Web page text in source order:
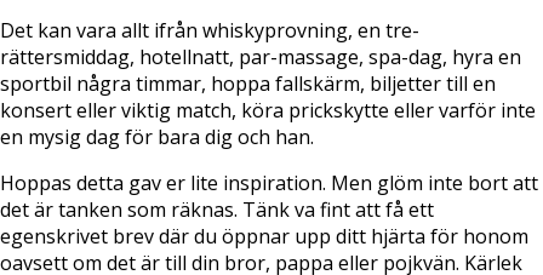
Det kan vara allt ifrån whiskyprovning, en tre-
rättersmiddag, hotellnatt, par-massage, spa-dag, hyra en
sportbil några timmar, hoppa fallskärm, biljetter till en
konsert eller viktig match, köra prickskytte eller varför inte
en mysig dag för bara dig och han.
Hoppas detta gav er lite inspiration. Men glöm inte bort att
det är tanken som räknas. Tänk va fint att få ett
egenskrivet brev där du öppnar upp ditt hjärta för honom
oavsett om det är till din bror, pappa eller pojkvän. Kärlek